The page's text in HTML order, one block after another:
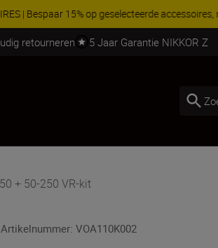
nog compleetKoop nu
retourneren 5 Jaar Garantie NIKKOR Z
+ 50-250 VR-kit
Artikelnummer:VOA110K002